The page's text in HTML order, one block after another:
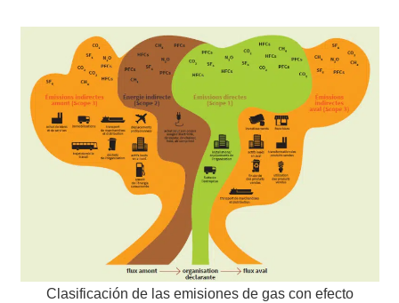
Clasificación de las emisiones de gas con efecto